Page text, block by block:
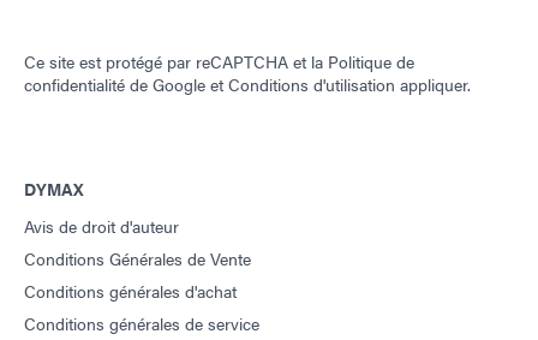
Ce site est protégé par reCAPTCHA et la Politique de
confidentialité de Google etConditions d'utilisation appliquer.
DYMAX
Avis de droit d'auteur
Conditions Générales de Vente
Conditions générales d'achat
Conditions générales de service